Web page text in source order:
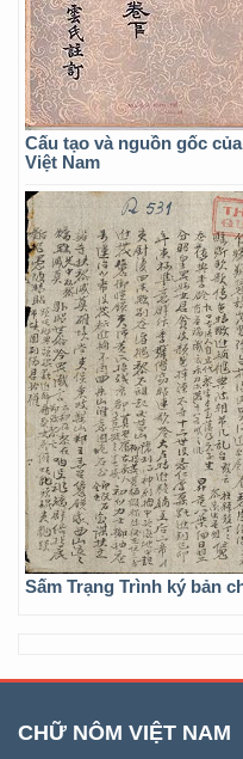
Cấu tạo và nguồn gốc
Việt Nam
Sấm Trạng Trình ký bản
CHỮ NÔM VIỆT NAM